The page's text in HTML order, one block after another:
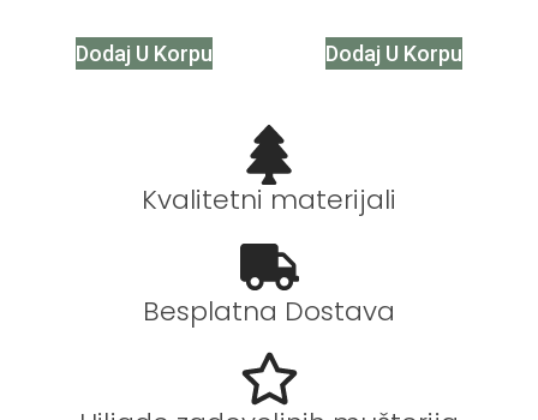
Dodaj U Korpu Dodaj U Korpu
Kvalitetni materijali
Besplatna Dostava